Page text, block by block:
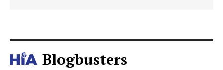
Blogbusters